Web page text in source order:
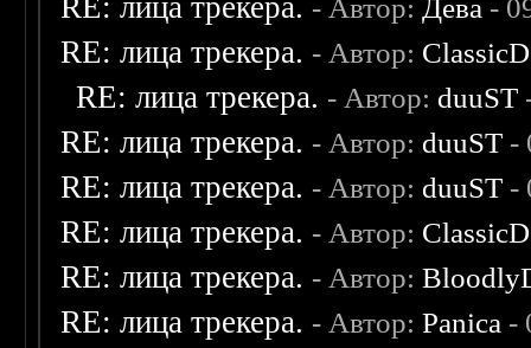
RE: лица трекера. - Автор: Дева -
RE: лица трекера. - Автор:
RE: лица трекера. - Автор: duuST
RE: лица трекера. - Автор: duuST -
RE: лица трекера. - Автор: duuST -
RE: лица трекера. - Автор:
RE: лица трекера. - Автор:
RE: лица трекера. - Автор:Panica -